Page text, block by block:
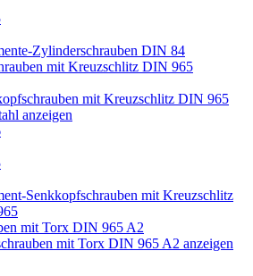
Zylinderschrauben DIN 84
mit Kreuzschlitz DIN 965
mit Kreuzschlitz DIN 965
anzeigen
Senkkopfschrauben mit Kreuzschlitz
mit Torx DIN 965 A2
mit Torx DIN 965 A2 anzeigen